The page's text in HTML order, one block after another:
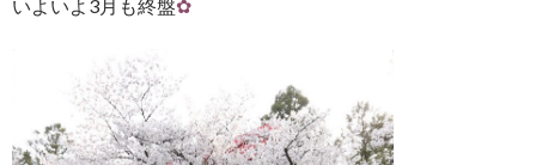
いよいよ3月も終盤✿